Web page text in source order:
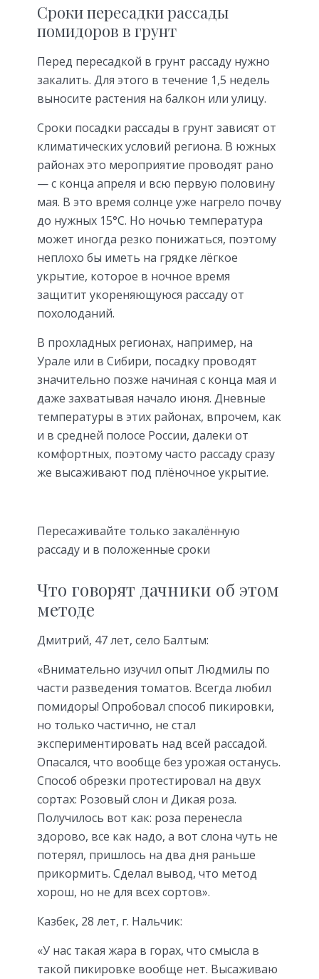
Сроки пересадки рассады
помидоров в грунт
Перед пересадкой в грунт рассаду нужно
закалить. Для этого в течение 1,5 недель
выносите растения на балкон или улицу.
Сроки посадки рассады в грунт зависят от
климатических условий региона. В южных
районах это мероприятие проводят рано
— с конца апреля и всю первую половину
мая. В это время солнце уже нагрело почву
до нужных 15°С. Но ночью температура
может иногда резко понижаться, поэтому
неплохо бы иметь на грядке лёгкое
укрытие, которое в ночное время
защитит укореняющуюся рассаду от
похолоданий.
В прохладных регионах, например, на
Урале или в Сибири, посадку проводят
значительно позже начиная с конца мая и
даже захватывая начало июня. Дневные
температуры в этих районах, впрочем, как
и в средней полосе России, далеки от
комфортных, поэтому часто рассаду сразу
же высаживают под плёночное укрытие.
Пересаживайте только закалённую
рассаду и в положенные сроки
Что говорят дачники об этом
методе
Дмитрий, 47 лет, село Балтым:
«Внимательно изучил опыт Людмилы по
части разведения томатов. Всегда любил
помидоры! Опробовал способ пикировки,
но только частично, не стал
экспериментировать над всей рассадой.
Опасался, что вообще без урожая останусь.
Способ обрезки протестировал на двух
сортах: Розовый слон и Дикая роза.
Получилось вот как: роза перенесла
здорово, все как надо, а вот слона чуть не
потерял, пришлось на два дня раньше
прикормить. Сделал вывод, что метод
хорош, но не для всех сортов».
Казбек, 28 лет, г. Нальчик:
«У нас такая жара в горах, что смысла в
такой пикировке вообще нет. Высаживаю